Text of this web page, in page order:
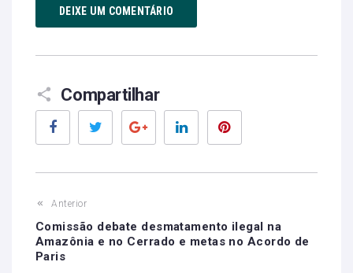
DEIXE UM COMENTÁRIO
Compartilhar
Facebook Twitter Google+ LinkedIn
Anterior
Comissão debate desmatamento ilegal na
Amazônia e no Cerrado e metas no Acordo de
Paris